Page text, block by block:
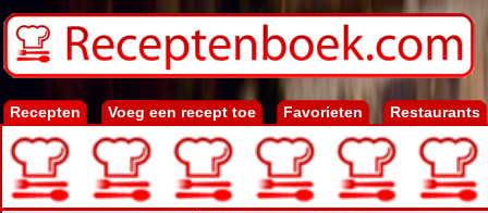
Recepten Voeg een recept toe Favorieten Restaurants